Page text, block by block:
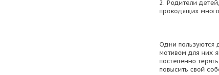
2. Родители
проводящих
Одни пользуются
мотивом для них
постепенно
повысить свой